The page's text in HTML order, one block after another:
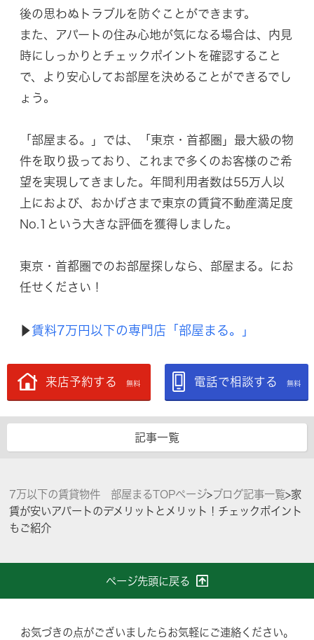
後の思わぬトラブルを防ぐことができます。
また、アパートの住み心地が気になる場合は、内見
時にしっかりとチェックポイントを確認すること
で、より安心してお部屋を決めることができるでし
ょう。
「部屋まる。」では、「東京・首都圏」最大級の物
件を取り扱っており、これまで多くのお客様のご希
望を実現してきました。年間利用者数は55万人以
上におよび、おかげさまで東京の賃貸不動産満足度
No.1という大きな評価を獲得しました。
東京・首都圏でのお部屋探しなら、部屋まる。にお
任せください！
▶︎賃料7万円以下の専門店「部屋まる。」
来店予約する 無料 電話で相談する 無料
記事一覧
7万以下の賃貸物件 部屋まるTOPページ>ブログ記事一覧>家
賃が安いアパートのデメリットとメリット！チェックポイント
もご紹介
ページ先頭に戻る
お気づきの点がございましたらお気軽にご連絡ください。